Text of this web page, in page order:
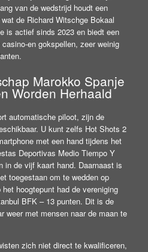
van de wedstrijd houdt een
de Richard Witschge Bokaal
is actief sinds 2023 en biedt een
en gokspellen, zeer weinig
Marokko Spanje
Worden Herhaald
automatische piloot, zijn de
U kunt zelfs Hot Shots 2
met een hand tijdens het
Deportivas Medio Tiempo Y
in de vijf kaart hand. Daarnaast is
toegestaan om te wedden op
hoogtepunt had de vereniging
BFK – 13 punten. Dit is de
weer met mensen naar de maan te
zich niet direct te kwalificeren,